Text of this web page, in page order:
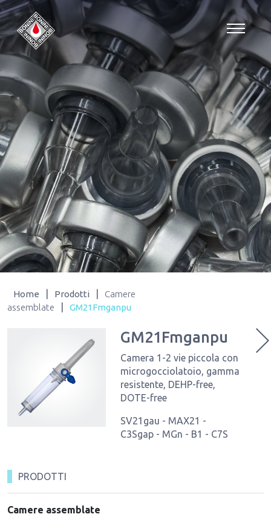
Home Prodotti
Camere
assemblate
GM21Fmganpu
PRODOTTI
Camere assemblate
GM21Fmganpu
Camera 1-2 vie piccola con
microgocciolatoio, gamma
resistente, DEHP-free,
DOTE-free
SV21gau - MAX21 -
C3Sgap - MGn - B1 - C7S